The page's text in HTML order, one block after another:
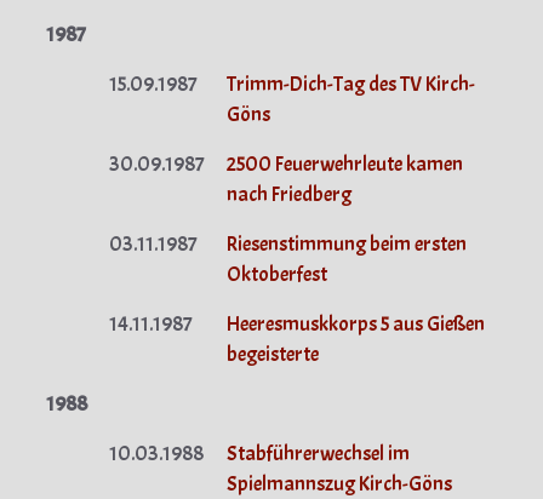
1987
15.09.1987
Trimm-Dich-Tag des TV Kirch-
Göns
30.09.1987
2500 Feuerwehrleute kamen
nach Friedberg
03.11.1987
Riesenstimmung beim ersten
Oktoberfest
14.11.1987
Heeresmuskkorps 5 aus Gießen
begeisterte
1988
10.03.1988
Stabführerwechsel im
Spielmannszug Kirch-Göns